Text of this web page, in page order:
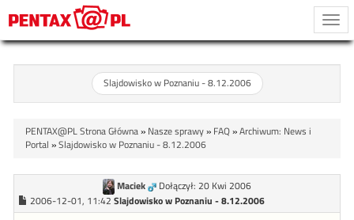
Slajdowisko w Poznaniu - 8.12.2006
PENTAX@PL Strona Główna» Nasze sprawy» FAQ»Archiwum: News i
Portal »Slajdowisko w Poznaniu - 8.12.2006
Maciek
Dołączył: 20 Kwi 2006
2006-12-01, 11:42 Slajdowisko w Poznaniu - 8.12.2006